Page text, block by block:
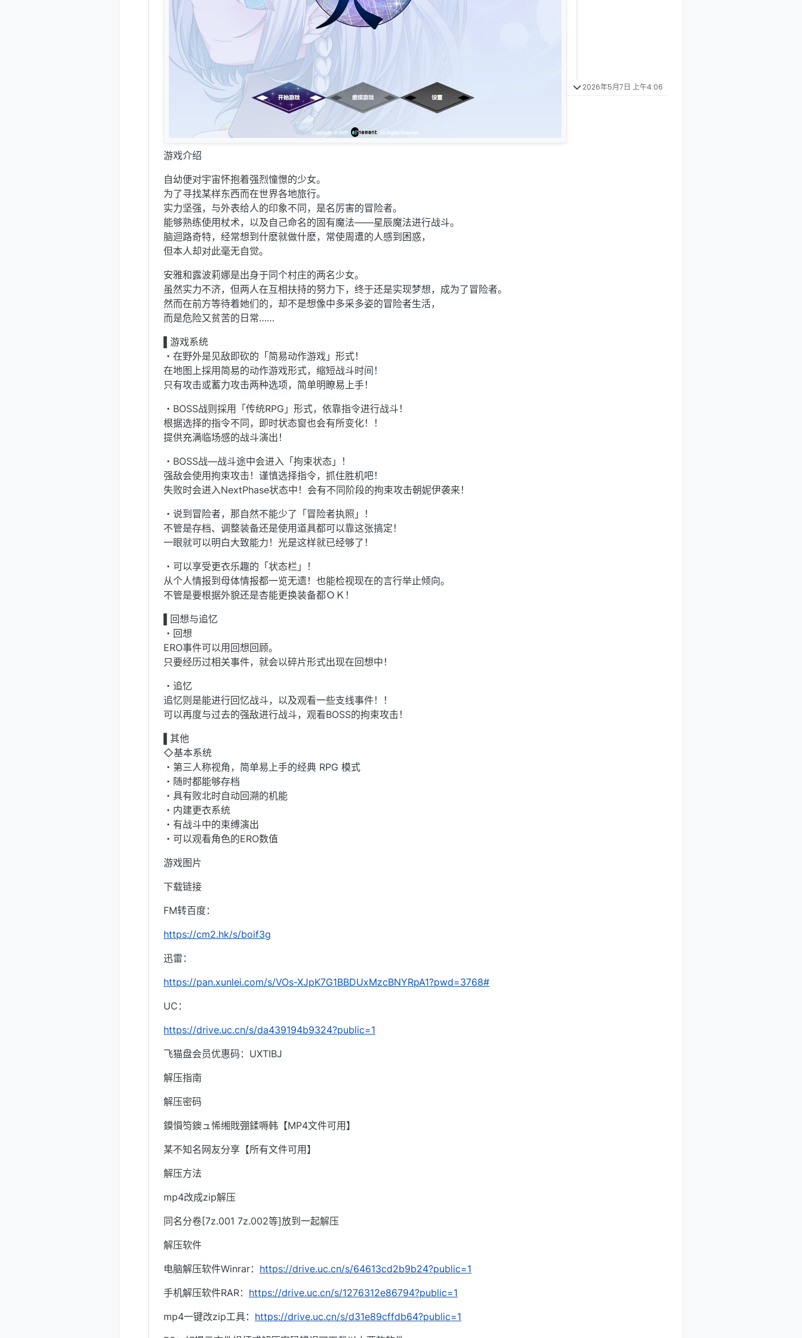
游戏介绍
自幼便对宇宙怀抱着强烈憧憬的少女。
为了寻找某样东西而在世界各地旅行。
实力坚强，与外表给人的印象不同，是名厉害的冒险者。
能够熟练使用杖术，以及自己命名的固有魔法——星辰魔法进行战斗。
脑迴路奇特，经常想到什麽就做什麽，常使周遭的人感到困惑，
但本人却对此毫无自觉。
安雅和露波莉娜是出身于同个村庄的两名少女。
虽然实力不济，但两人在互相扶持的努力下，终于还是实现梦想，成为了冒险者。
然而在前方等待着她们的，却不是想像中多采多姿的冒险者生活，
而是危险又贫苦的日常……
▌游戏系统
・在野外是见敌即砍的「简易动作游戏」形式！
在地图上採用简易的动作游戏形式，缩短战斗时间！
只有攻击或蓄力攻击两种选项，简单明瞭易上手！
・BOSS战则採用「传统RPG」形式，依靠指令进行战斗！
根据选择的指令不同，即时状态窗也会有所变化！！
提供充满临场感的战斗演出！
・BOSS战—战斗途中会进入「拘束状态」！
强敌会使用拘束攻击！谨慎选择指令，抓住胜机吧！
失败时会进入NextPhase状态中！会有不同阶段的拘束攻击朝妮伊袭来！
・说到冒险者，那自然不能少了「冒险者执照」！
不管是存档、调整装备还是使用道具都可以靠这张搞定！
一眼就可以明白大致能力！光是这样就已经够了！
・可以享受更衣乐趣的「状态栏」！
从个人情报到母体情报都一览无遗！也能检视现在的言行举止倾向。
不管是要根据外貌还是杏能更换装备都ＯＫ！
▌回想与追忆
・回想
ERO事件可以用回想回顾。
只要经历过相关事件，就会以碎片形式出现在回想中！
・追忆
追忆则是能进行回忆战斗，以及观看一些支线事件！！
可以再度与过去的强敌进行战斗，观看BOSS的拘束攻击！
▌其他
◇基本系统
・第三人称视角，简单易上手的经典 RPG 模式
・随时都能够存档
・具有败北时自动回溯的机能
・内建更衣系统
・有战斗中的束缚演出
・可以观看角色的ERO数值
游戏图片
下载链接
FM转百度：
https://cm2.hk/s/boif3g
迅雷：
https://pan.xunlei.com/s/VOs-XJpK7G1BBDUxMzcBNYRpA1?pwd=3768#
UC：
https://drive.uc.cn/s/da439194b9324?public=1
飞猫盘会员优惠码：UXTIBJ
解压指南
解压密码
鏌愪笉鐭ュ悕缃戝弸鍒嗕韩【MP4文件可用】
某不知名网友分享【所有文件可用】
解压方法
mp4改成zip解压
同名分卷[7z.001 7z.002等]放到一起解压
解压软件
电脑解压软件Winrar： https://drive.uc.cn/s/64613cd2b9b24?public=1
手机解压软件RAR： https://drive.uc.cn/s/1276312e86794?public=1
mp4一键改zip工具： https://drive.uc.cn/s/d31e89cffdb64?public=1
2026年5月7日 上午4:06